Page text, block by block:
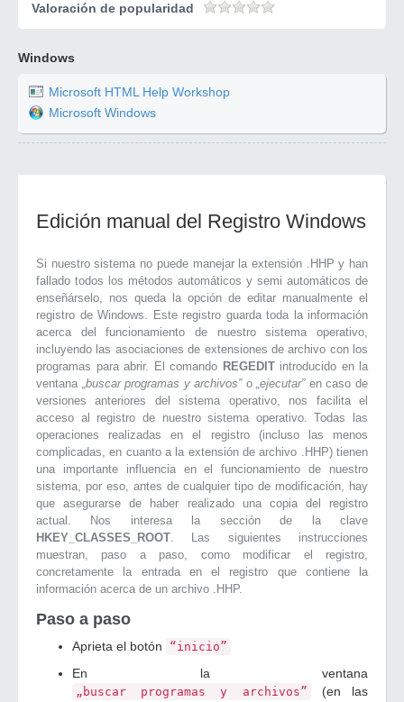
Valoración de popularidad
Windows
Microsoft HTML Help Workshop
Microsoft Windows
Edición manual del Registro Windows
Si nuestro sistema no puede manejar la extensión .HHP y han
fallado todos los métodos automáticos y semi automáticos de
enseñárselo, nos queda la opción de editar manualmente el
registro de Windows. Este registro guarda toda la información
acerca del funcionamiento de nuestro sistema operativo,
incluyendo las asociaciones de extensiones de archivo con los
programas para abrir. El comando REGEDITintroducido en la
ventana „buscar programas y archivos”o„ejecutar”en caso de
versiones anteriores del sistema operativo, nos facilita el
acceso al registro de nuestro sistema operativo. Todas las
operaciones realizadas en el registro (incluso las menos
complicadas, en cuanto a la extensión de archivo .HHP) tienen
una importante influencia en el funcionamiento de nuestro
sistema, por eso, antes de cualquier tipo de modificación, hay
que asegurarse de haber realizado una copia del registro
actual. Nos interesa la sección de la clave
HKEY_CLASSES_ROOT. Las siguientes instrucciones
muestran, paso a paso, como modificar el registro,
concretamente la entrada en el registro que contiene la
información acerca de un archivo .HHP.
Paso a paso
Aprieta el botón “inicio”
En la ventana
„buscar programas y archivos” (en las